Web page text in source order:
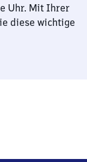
Uhr. Mit Ihrer
diese wichtige